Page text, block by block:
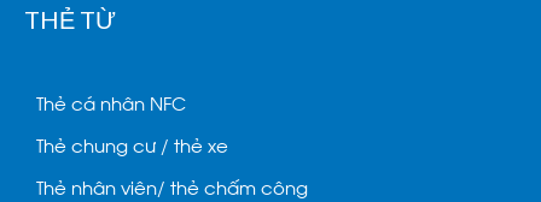
THẺ TỪ
Thẻ cá nhân NFC
Thẻ chung cư / thẻ xe
Thẻ nhân viên/ thẻ chấm công